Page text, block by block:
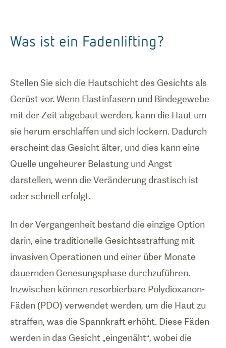
Was ist ein Fadenlifting?
Stellen Sie sich die Hautschicht des Gesichts als
Gerüst vor. Wenn Elastinfasern und Bindegewebe
mit der Zeit abgebaut werden, kann die Haut um
sie herum erschlaffen und sich lockern. Dadurch
erscheint das Gesicht älter, und dies kann eine
Quelle ungeheurer Belastung und Angst
darstellen, wenn die Veränderung drastisch ist
oder schnell erfolgt.
In der Vergangenheit bestand die einzige Option
darin, eine traditionelle Gesichtsstraffung mit
invasiven Operationen und einer über Monate
dauernden Genesungsphase durchzuführen.
Inzwischen können resorbierbare Polydioxanon-
Fäden (PDO) verwendet werden, um die Haut zu
straffen, was die Spannkraft erhöht. Diese Fäden
werden in das Gesicht „eingenäht“, wobei die